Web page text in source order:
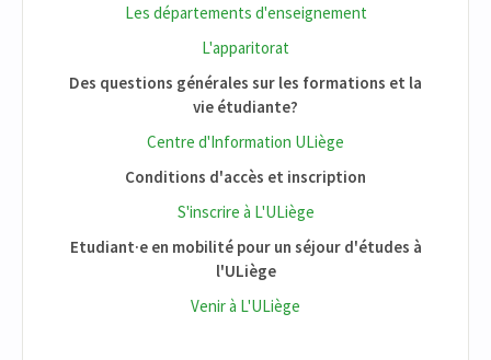
Les départements d'enseignement
L'apparitorat
Des questions générales sur les formations et la
vie étudiante?
Centre d'Information ULiège
Conditions d'accès et inscription
S'inscrire à L'ULiège
Etudiant·e en mobilité pour un séjour d'études à
l'ULiège
Venir à L'ULiège